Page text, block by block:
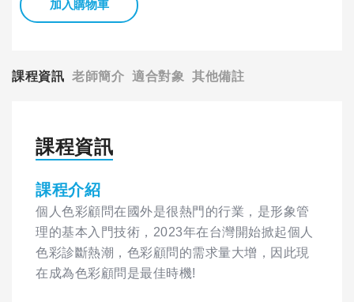
加入購物車
課程資訊 老師簡介 適合對象 其他備註
課程資訊
課程介紹
個人色彩顧問在國外是很熱門的行業，是形象管
理的基本入門技術，2023年在台灣開始掀起個人
色彩診斷熱潮，色彩顧問的需求量大增，因此現
在成為色彩顧問是最佳時機!